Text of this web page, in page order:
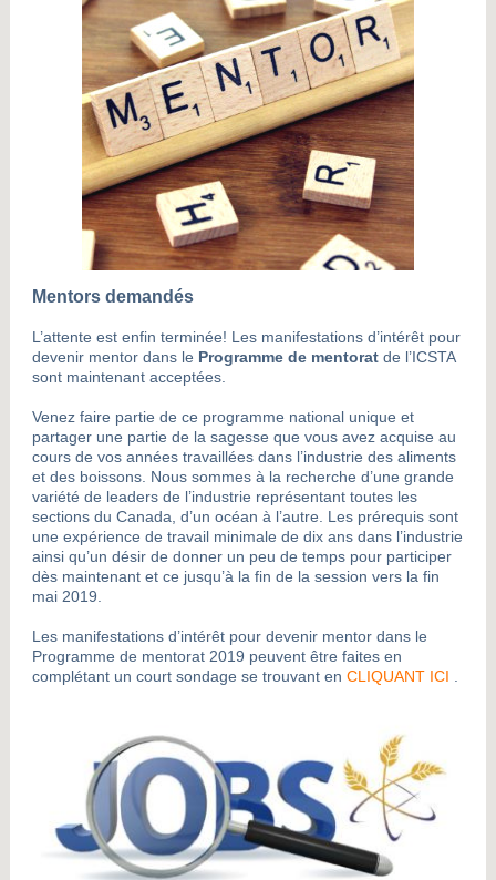
Mentors demandés
L’attente est enfin terminée! Les manifestations d’intérêt pour
devenir mentor dans le Programme de mentorat de l’ICSTA
sont maintenant acceptées.
Venez faire partie de ce programme national unique et
partager une partie de la sagesse que vous avez acquise au
cours de vos années travaillées dans l’industrie des aliments
et des boissons. Nous sommes à la recherche d’une grande
variété de leaders de l’industrie représentant toutes les
sections du Canada, d’un océan à l’autre. Les prérequis sont
une expérience de travail minimale de dix ans dans l’industrie
ainsi qu’un désir de donner un peu de temps pour participer
dès maintenant et ce jusqu’à la fin de la session vers la fin
mai 2019.
Les manifestations d’intérêt pour devenir mentor dans le
Programme de mentorat 2019 peuvent être faites en
complétant un court sondage se trouvant en CLIQUANT ICI